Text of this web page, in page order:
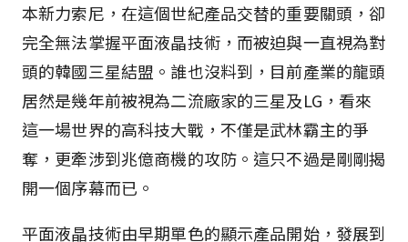
本新力索尼，在這個世紀產品交替的重要關頭，卻
完全無法掌握平面液晶技術，而被迫與一直視為對
頭的韓國三星結盟。誰也沒料到，目前產業的龍頭
居然是幾年前被視為二流廠家的三星及LG，看來
這一場世界的高科技大戰，不僅是武林霸主的爭
奪，更牽涉到兆億商機的攻防。這只不過是剛剛揭
開一個序幕而已。
平面液晶技術由早期單色的顯示產品開始，發展到